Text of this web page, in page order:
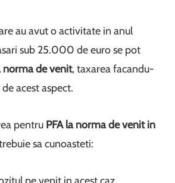
au avut o activitate in anul
sub 25.000 de euro se pot
norma de venit, taxarea facandu-
acest aspect.
pentru PFA la norma de venit in
sa cunoasteti: